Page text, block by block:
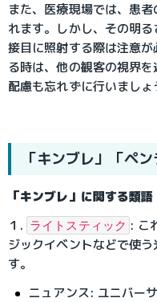
また、医療現場では、患
れます。しかし、その明
接目に照射する際は注意
る時は、他の観客の視界
配慮も忘れずに行いましょ
「キンブレ」「ペ
「キンブレ」に関する類
１. ライトスティック : こ
ジックイベントなどで使
す。
ニュアンス: ユニバー